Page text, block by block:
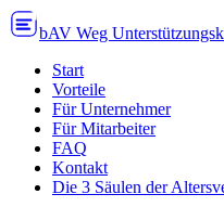
bAV Weg
Start
Vorteile
Für Unternehmer
Für Mitarbeiter
FAQ
Kontakt
Die 3 Säulen der